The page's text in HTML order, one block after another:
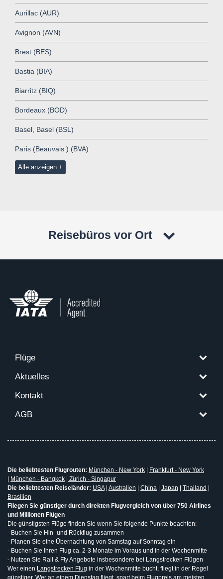
Aurillac (AUR)
Avignon (AVN)
Brest (BES)
Bastia (BIA)
Biarritz (BIQ)
Bordeaux (BOD)
Basel, Basel (BSL)
Paris (Beauvais ) (BVA)
Alle anzeigen
Reisebüros vor Ort
Flüge
Aktuelles
Kontakt
AGB
Die beliebtesten Flugrouten: München - New York
Frankfurt - New York
München - Bangkok
Zürich - Singapur
Die beliebtesten Reiseländer: USA| Australien China Japan Thailand
Brasilien
Fliegen Sie günstiger durch direkten Flugvergleich von über 750 Airlines
und Millionen Flügen
Die günstigsten Flüge finden Sie wenn Sie folgende Punkte beachten:
- Buchen Sie Hin- und Rückflug zusammen
- Planen Sie eine Übernachtung von Samstag auf Sonntag ein
- Buchen Sie Ihren Flug ca. 2-3 Monate im Voraus und in der Wochenmitte
- Nutzen Sie Rail & Fly Angebote insbesondere bei Langstrecken Flügen
Wer einen Langstrecken Flug in der Wochenmitte bucht, fliegt in der Regel
günstiger. Wer an einem Dienstag fliegt, spart beim Flugpreis am meisten.